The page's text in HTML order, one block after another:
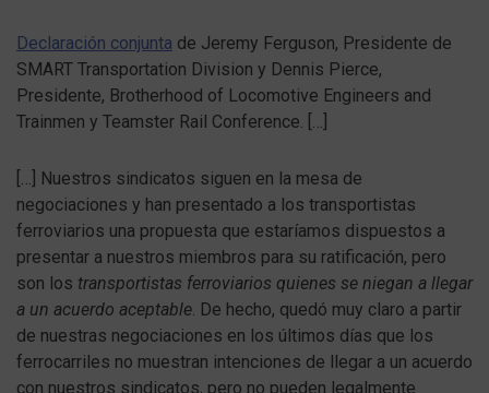
Declaración conjunta de Jeremy Ferguson, Presidente de
SMART Transportation Division y Dennis Pierce,
Presidente, Brotherhood of Locomotive Engineers and
Trainmen y Teamster Rail Conference. […]
[…] Nuestros sindicatos siguen en la mesa de
negociaciones y han presentado a los transportistas
ferroviarios una propuesta que estaríamos dispuestos a
presentar a nuestros miembros para su ratificación, pero
son los transportistas ferroviarios quienes se niegan a llegar
a un acuerdo aceptable. De hecho, quedó muy claro a partir
de nuestras negociaciones en los últimos días que los
ferrocarriles no muestran intenciones de llegar a un acuerdo
con nuestros sindicatos, pero no pueden legalmente